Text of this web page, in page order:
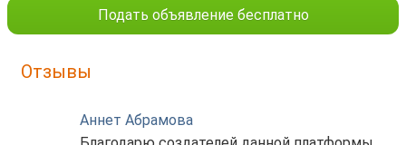
Подать объявление бесплатно
Отзывы
Аннет Абрамова